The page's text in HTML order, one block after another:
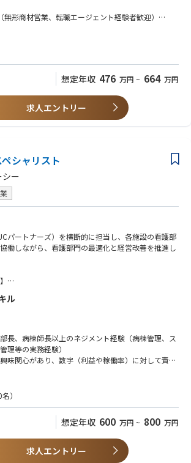
資をし、新たな分野の開拓を一緒に目指していける
。
ルタンツグローバルHP https://ocglobal.jp/ja/
サルタントのリーディングカンパニー≫
きたノウハウとネットワークで、国家規模かつ複雑
けています。
国政府・機関、JICA等の国際協力機関、世界銀行や
際機関、または民間企業などです。そして、その先
来、安定的に成長≫
を更新、安定した経営基盤に加え、新規事業やM
み、さらなる成長を続けています。
アップを実施しており、業界トップレベルの給与
。
ート≫
在宅勤務制度を導入しており、一人ひとりのライ
働き方を実現できます。
年上昇傾向にあります。（*2024年度実績）
制度≫
の研修制度や、資格取得支援制度が充実していま
援）
ングに基づく課題抽出
行まで伴走支援
ズに応じた高齢者住宅の立ち上げ、運営支援など
無形商材営業、転職エージェント経験者歓迎）
スキルを主体的に学ぶことができる方
想定年収 476 万円 ~ 664 万円
求人エントリー
シャリスト
ー
パートナーズ）を横断的に担当し、各施設の看護部
働しながら、看護部門の最適化と経営改善を推進し
支援
の最適化： 稼働率目標（85〜97%等）の達成に向
務管理： 「様式9」の毎月確認・助言、人事異動や
部長・科長への相談対応。
新規加算算定に向けた研修案内、マニュアル作成、
善コンサルティング
： 夜勤体制の見直し、看護記録の簡略化、配薬・入
の負担軽減と効率化を実現します。
の活性化に向けたデジタル化支援や、QM（クオリテ
発（標準化と質向上）
ル
長、病棟師長以上のネジメント経験（病棟管理、ス
理等の実務経験）
味関心があり、数字（利益や稼働率）に対して責任
方
把握し、課題を可視化・分析する能力
長・病棟師長の経験
ァースト・セカンド・サードレベル）の受講・修了
対応経験
横断的に管理した経験
）
想定年収 600 万円 ~ 800 万円
求人エントリー